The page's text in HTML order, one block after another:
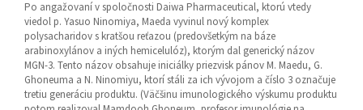
Po angažovaní v spoločnosti Daiwa Pharmaceutical, ktorú vtedy
viedol p. Yasuo Ninomiya, Maeda vyvinul nový komplex
polysacharidov s kratšou reťazou (predovšetkým na báze
arabinoxylánov a iných hemicelulóz), ktorým dal generický názov
MGN-3. Tento názov obsahuje iniciálky priezvisk pánov M. Maedu, G.
Ghoneuma a N. Ninomiyu, ktorí stáli za ich vývojom a číslo 3 označuje
tretiu generáciu produktu. (Väčšinu imunologického výskumu produktu